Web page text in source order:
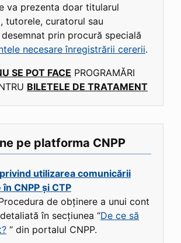
va prezenta doar titularul
tutorele, curatorul sau
prin procură specială
necesare înregistrării cererii.
SE POT FACE PROGRAMĂRI
BILETELE DE TRATAMENT
pe platforma CNPP
utilizarea comunicării
CNPP și CTP
de obținere a unui cont
în secțiunea “De ce să
“ din portalul CNPP.